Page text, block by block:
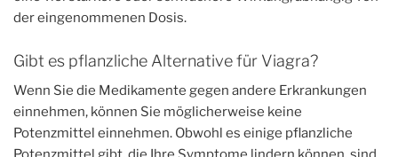
der eingenommenen Dosis.
Gibt es pflanzliche Alternative für Viagra?
Wenn Sie die Medikamente gegen andere Erkrankungen
einnehmen, können Sie möglicherweise keine
Potenzmittel einnehmen. Obwohl es einige pflanzliche